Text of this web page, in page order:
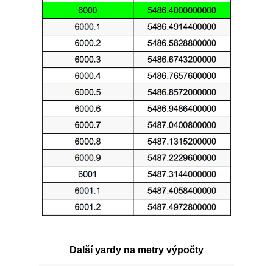
Další yardy na metry výpočty